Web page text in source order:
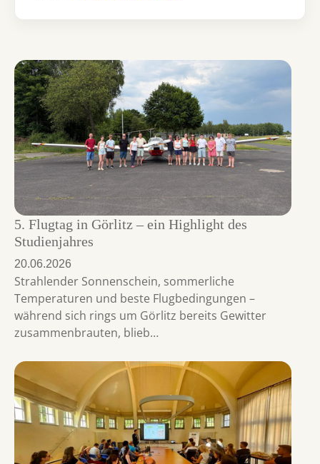
5. Flugtag in Görlitz – ein Highlight des
Studienjahres
20.06.2026
Strahlender Sonnenschein, sommerliche
Temperaturen und beste Flugbedingungen –
während sich rings um Görlitz bereits Gewitter
zusammenbrauten, blieb…